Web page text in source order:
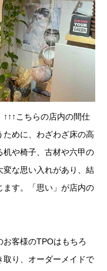
こちらの店内の間仕
めに、わざわざ床の高
机や椅子、古材や六甲の
変な思い入れがあり、結
す。「思い」が店内の
客様のTPOはもちろ
取り、オーダーメイドで